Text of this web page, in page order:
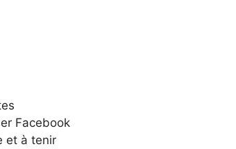
Facebook
et à tenir